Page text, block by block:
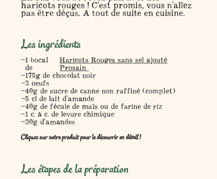
haricots rouges ! C'est promis, vous n'allez
pas être déçus. A tout de suite en cuisine.
Les ingrédients
1 bocal
de
Haricots Rouges sans sel ajouté
Prosain
175g de chocolat noir
3 oeufs
40g de sucre de canne non raffiné (complet)
5 cl de lait d'amande
40g de fécule de maïs ou de farine de riz
1 c. à c. de levure chimique
30g d'amandes
Cliquez sur notre produit pour le découvrir en détail !
Les étapes de la préparation